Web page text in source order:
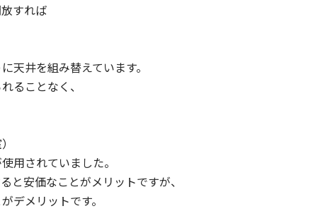
すれば
天井を組み替えています。
ることなく、
用されていました。
と安価なことがメリットですが、
デメリットです。